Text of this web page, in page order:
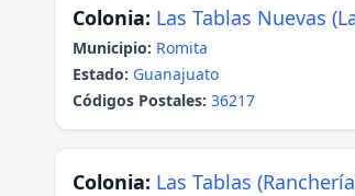
Colonia: Las Tablas Nuevas
Municipio: Romita
Estado: Guanajuato
Códigos Postales: 36217
Colonia: Las Tablas